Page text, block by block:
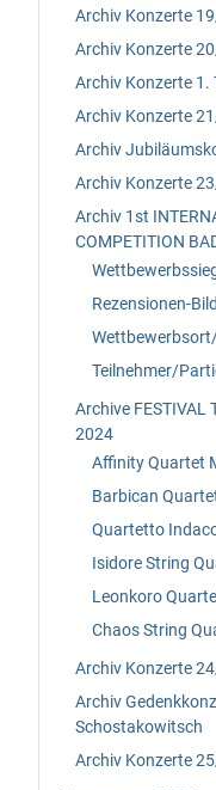
Archiv Konzerte
Archiv Konzerte
Archiv Konzerte 1.
Archiv Konzerte
Archiv
Archiv Konzerte
Archiv 1st
COMPETITION
Rezensionen-
Teilnehmer/
Archive FESTIVAL
2024
Affinity Quartet
Barbican
Quartetto
Isidore String
Leonkoro
Chaos String
Archiv Konzerte
Archiv
Schostakowitsch
Archiv Konzerte